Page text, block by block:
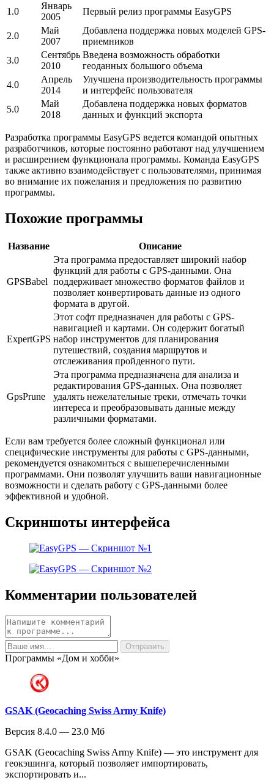
1.0
Январь
2005
Первый релиз программы EasyGPS
2.0
Май
2007
Добавлена поддержка новых моделей GPS-
приемников
3.0
Сентябрь
2010
Введена возможность обработки
геоданных большого объема
4.0
Апрель
2014
Улучшена производительность программы
и интерфейс пользователя
5.0
Май
2018
Добавлена поддержка новых форматов
данных и функций экспорта
Разработка программы EasyGPS ведется командой опытных
разработчиков, которые постоянно работают над улучшением
и расширением функционала программы. Команда EasyGPS
также активно взаимодействует с пользователями, принимая
во внимание их пожелания и предложения по развитию
программы.
Похожие программы
Название Описание
GPSBabel
Эта программа предоставляет широкий набор
функций для работы с GPS-данными. Она
поддерживает множество форматов файлов и
позволяет конвертировать данные из одного
формата в другой.
ExpertGPS
Этот софт предназначен для работы с GPS-
навигацией и картами. Он содержит богатый
набор инструментов для планирования
путешествий, создания маршрутов и
отслеживания пройденного пути.
GpsPrune
Эта программа предназначена для анализа и
редактирования GPS-данных. Она позволяет
удалять нежелательные треки, отмечать точки
интереса и преобразовывать данные между
различными форматами.
Если вам требуется более сложный функционал или
специфические инструменты для работы с GPS-данными,
рекомендуется ознакомиться с вышеперечисленными
программами. Они позволят улучшить ваши навигационные
возможности и сделать работу с GPS-данными более
эффективной и удобной.
Скриншоты интерфейса
Комментарии пользователей
Программы «Дом и хобби»
GSAK (Geocaching Swiss Army Knife)
Версия 8.4.0 — 23.0 Мб
GSAK (Geocaching Swiss Army Knife) — это инструмент для
геокэшинга, который позволяет импортировать,
экспортировать и...